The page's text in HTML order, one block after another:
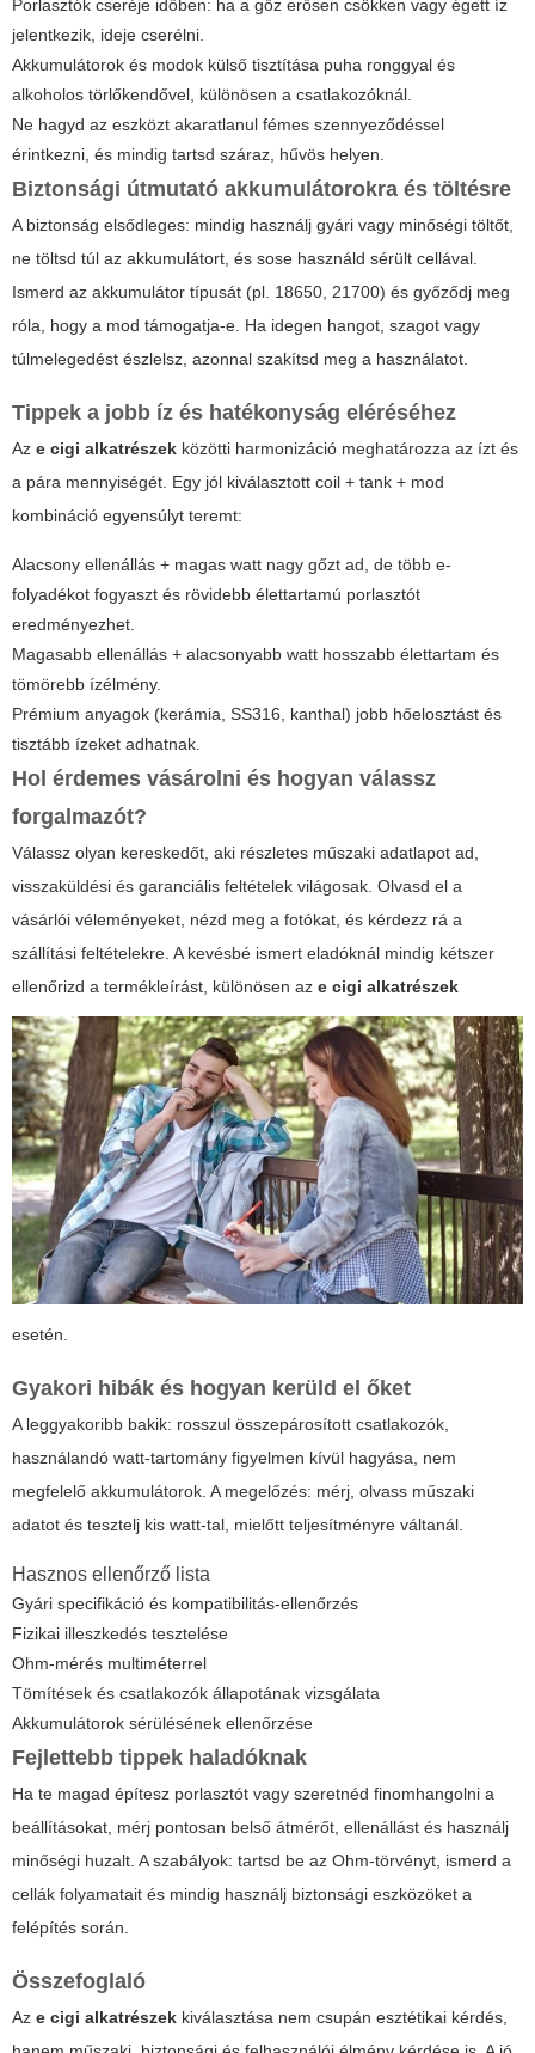
Porlasztók cseréje időben: ha a gőz erősen csökken vagy égett íz
jelentkezik, ideje cserélni.
Akkumulátorok és modok külső tisztítása puha ronggyal és
alkoholos törlőkendővel, különösen a csatlakozóknál.
Ne hagyd az eszközt akaratlanul fémes szennyeződéssel
érintkezni, és mindig tartsd száraz, hűvös helyen.
Biztonsági útmutató akkumulátorokra és töltésre
A biztonság elsődleges: mindig használj gyári vagy minőségi töltőt,
ne töltsd túl az akkumulátort, és sose használd sérült cellával.
Ismerd az akkumulátor típusát (pl. 18650, 21700) és győződj meg
róla, hogy a mod támogatja-e. Ha idegen hangot, szagot vagy
túlmelegedést észlelsz, azonnal szakítsd meg a használatot.
Tippek a jobb íz és hatékonyság eléréséhez
Az e cigi alkatrészek közötti harmonizáció meghatározza az ízt és
a pára mennyiségét. Egy jól kiválasztott coil + tank + mod
kombináció egyensúlyt teremt:
Alacsony ellenállás + magas watt nagy gőzt ad, de több e-
folyadékot fogyaszt és rövidebb élettartamú porlasztót
eredményezhet.
Magasabb ellenállás + alacsonyabb watt hosszabb élettartam és
tömörebb ízélmény.
Prémium anyagok (kerámia, SS316, kanthal) jobb hőelosztást és
tisztább ízeket adhatnak.
Hol érdemes vásárolni és hogyan válassz
forgalmazót?
Válassz olyan kereskedőt, aki részletes műszaki adatlapot ad,
visszaküldési és garanciális feltételek világosak. Olvasd el a
vásárlói véleményeket, nézd meg a fotókat, és kérdezz rá a
szállítási feltételekre. A kevésbé ismert eladóknál mindig kétszer
ellenőrizd a termékleírást, különösen az e cigi alkatrészek
esetén.
Gyakori hibák és hogyan kerüld el őket
A leggyakoribb bakik: rosszul összepárosított csatlakozók,
használandó watt-tartomány figyelmen kívül hagyása, nem
megfelelő akkumulátorok. A megelőzés: mérj, olvass műszaki
adatot és tesztelj kis watt-tal, mielőtt teljesítményre váltanál.
Hasznos ellenőrző lista
Gyári specifikáció és kompatibilitás-ellenőrzés
Fizikai illeszkedés tesztelése
Ohm-mérés multiméterrel
Tömítések és csatlakozók állapotának vizsgálata
Akkumulátorok sérülésének ellenőrzése
Fejlettebb tippek haladóknak
Ha te magad építesz porlasztót vagy szeretnéd finomhangolni a
beállításokat, mérj pontosan belső átmérőt, ellenállást és használj
minőségi huzalt. A szabályok: tartsd be az Ohm-törvényt, ismerd a
cellák folyamatait és mindig használj biztonsági eszközöket a
felépítés során.
Összefoglaló
Az e cigi alkatrészek kiválasztása nem csupán esztétikai kérdés,